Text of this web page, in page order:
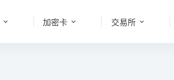
加密卡 交易所